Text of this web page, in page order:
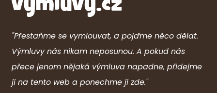
"Přestaňme se vymlouvat, a pojďme něco dělat.
Výmluvy nás nikam neposunou. A pokud nás
přece jenom nějaká výmluva napadne, přidejme
ji na tento web a ponechme ji zde."